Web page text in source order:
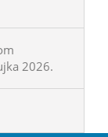
2026.